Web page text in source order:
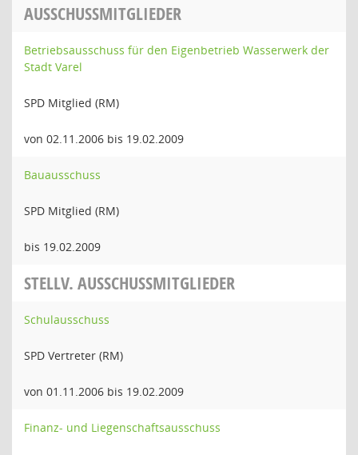
AUSSCHUSSMITGLIEDER
Betriebsausschuss für den Eigenbetrieb Wasserwerk der
Stadt Varel
SPD Mitglied (RM)
von 02.11.2006 bis 19.02.2009
Bauausschuss
SPD Mitglied (RM)
bis 19.02.2009
STELLV. AUSSCHUSSMITGLIEDER
Schulausschuss
SPD Vertreter (RM)
von 01.11.2006 bis 19.02.2009
Finanz- und Liegenschaftsausschuss